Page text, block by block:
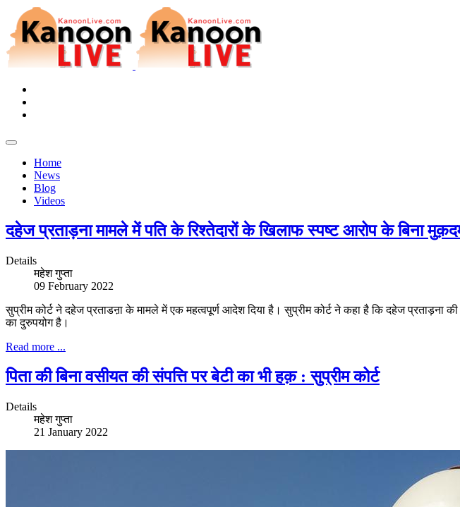
Home
News
Blog
Videos
दहेज प्रताड़ना मामले में पति के रिश्तेदारों के खिलाफ स्पष्ट आरोप के बिना
Details
महेश गुप्ता
09 February 2022
सुप्रीम कोर्ट ने दहेज प्रताडऩा के मामले में एक महत्वपूर्ण आदेश दिया है। सुप्रीम कोर्ट ने कहा है कि दहेज प्रताड़ना
का दुरुपयोग है।
Read more ...
पिता की बिना वसीयत की संपत्ति पर बेटी का भी हक़ : सुप्रीम कोर्ट
Details
महेश गुप्ता
21 January 2022